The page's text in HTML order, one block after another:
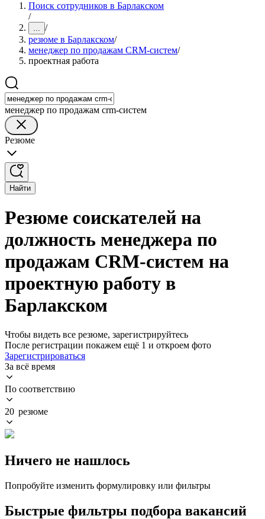
Поиск сотрудников в Барлакском
/
... /
резюме в Барлакском/
менеджер по продажам CRM-систем/
проектная работа
менеджер по продажам crm-систем
Резюме
Найти
Резюме соискателей на
должность менеджера по
продажам CRM-систем на
проектную работу в
Барлакском
Чтобы видеть все резюме, зарегистрируйтесь
После регистрации покажем ещё 1 и откроем фото
Зарегистрироваться
За всё время
По соответствию
20 резюме
Ничего не нашлось
Попробуйте изменить формулировку или фильтры
Быстрые фильтры подбора вакансий